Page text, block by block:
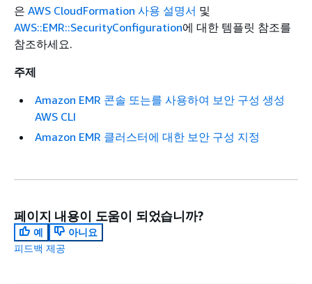
은 AWS CloudFormation 사용 설명서 및
AWS::EMR::SecurityConfiguration에 대한 템플릿 참조를
참조하세요.
주제
Amazon EMR 콘솔 또는를 사용하여 보안 구성 생성
AWS CLI
Amazon EMR 클러스터에 대한 보안 구성 지정
페이지 내용이 도움이 되었습니까?
예
아니요
피드백 제공